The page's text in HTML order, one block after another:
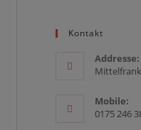
Kontakt
Addresse:
Mobile:
0175 246